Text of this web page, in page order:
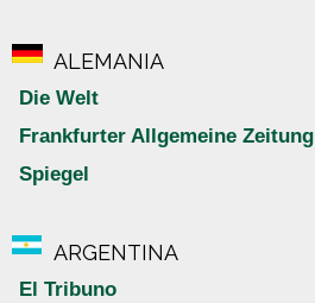
ALEMANIA
Die Welt
Frankfurter Allgemeine Zeitung
Spiegel
ARGENTINA
El Tribuno